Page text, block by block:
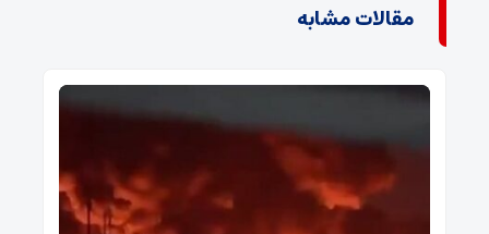
مقالات مشابه